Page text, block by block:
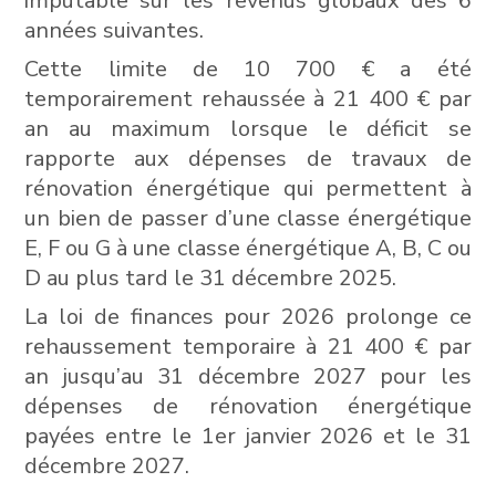
années suivantes.
Cette limite de 10 700 € a été
temporairement rehaussée à 21 400 € par
an au maximum lorsque le déficit se
rapporte aux dépenses de travaux de
rénovation énergétique qui permettent à
un bien de passer d’une classe énergétique
E, F ou G à une classe énergétique A, B, C ou
D au plus tard le 31 décembre 2025.
La loi de finances pour 2026 prolonge ce
rehaussement temporaire à 21 400 € par
an jusqu’au 31 décembre 2027 pour les
dépenses de rénovation énergétique
payées entre le 1er janvier 2026 et le 31
décembre 2027.